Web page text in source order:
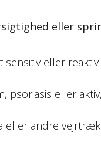
eller
sensitiv eller
psoriasis eller
eller andre